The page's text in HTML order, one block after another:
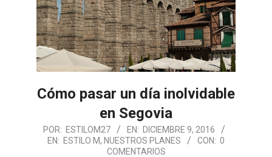
Cómo pasar un día inolvidable
en Segovia
2016-
12-
POR: ESTILOM27 EN: DICIEMBRE 9, 2016
EN: ESTILO M, NUESTROS PLANES CON: 0
COMENTARIOS